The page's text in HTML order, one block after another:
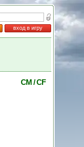
вход в игру
CM / CF